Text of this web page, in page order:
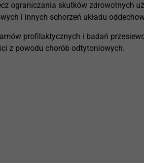
ograniczania skutków zdrowotnych
i innych schorzeń układu
profilaktycznych i badań
z powodu chorób odtytoniowych.